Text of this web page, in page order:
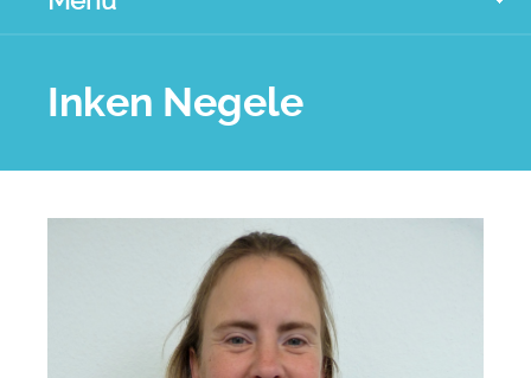
Inken Negele